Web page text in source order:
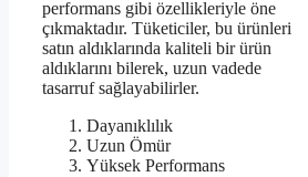
performans gibi özellikleriyle öne
çıkmaktadır. Tüketiciler, bu ürünleri
satın aldıklarında kaliteli bir ürün
aldıklarını bilerek, uzun vadede
tasarruf sağlayabilirler.
Dayanıklılık
Uzun Ömür
Yüksek Performans